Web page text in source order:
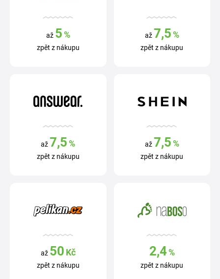
až 5%
zpět z nákupu
až 7,5%
zpět z nákupu
až 7,5 %
zpět z nákupu
až 7,5%
zpět z nákupu
až 50 Kč
zpět z nákupu
2,4%
zpět z nákupu